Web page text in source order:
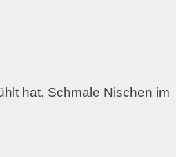
hat. Schmale Nischen im